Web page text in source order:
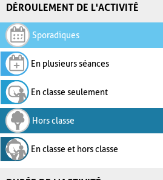
DÉROULEMENT DE L'ACTIVITÉ
Sporadiques
En plusieurs séances
En classe seulement
Hors classe
En classe et hors classe